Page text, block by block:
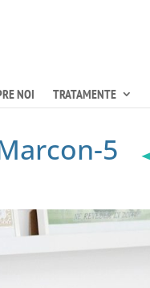
NOI TRATAMENTE
5